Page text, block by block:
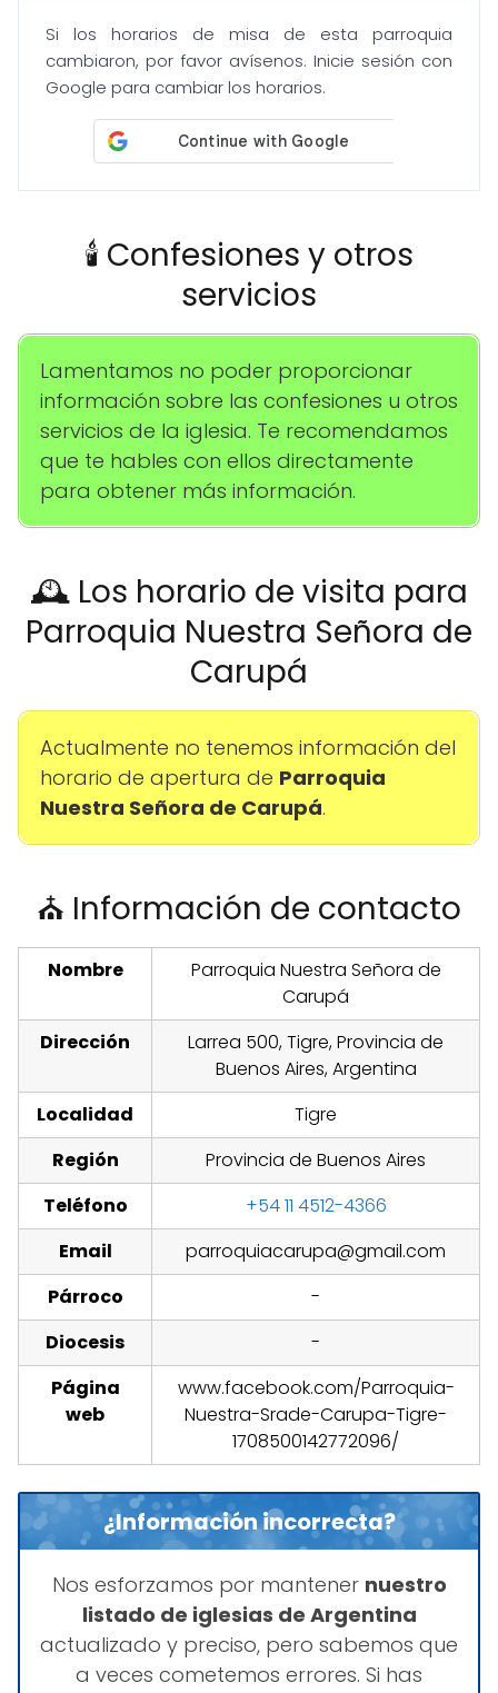
Si los horarios de misa de esta parroquia
cambiaron, por favor avísenos. Inicie sesión con
Google para cambiar los horarios.
🕯️ Confesiones y otros
servicios
Lamentamos no poder proporcionar
información sobre las confesiones u otros
servicios de la iglesia. Te recomendamos
que te hables con ellos directamente
para obtener más información.
🕰️ Los horario de visita para
Parroquia Nuestra Señora de
Carupá
Actualmente no tenemos información del
horario de apertura de Parroquia
Nuestra Señora de Carupá.
⛪ Información de contacto
Nombre
Parroquia Nuestra Señora de
Carupá
Dirección
Larrea 500, Tigre, Provincia de
Buenos Aires, Argentina
Localidad
Tigre
Región
Provincia de Buenos Aires
Teléfono
+54 11 4512-4366
Email
parroquiacarupa@gmail.com
Párroco
-
Diocesis
-
Página
web
www.facebook.com/Parroquia-
Nuestra-Srade-Carupa-Tigre-
1708500142772096/
¿Información incorrecta?
Nos esforzamos por mantener nuestro
listado de iglesias de Argentina
actualizado y preciso, pero sabemos que
a veces cometemos errores. Si has